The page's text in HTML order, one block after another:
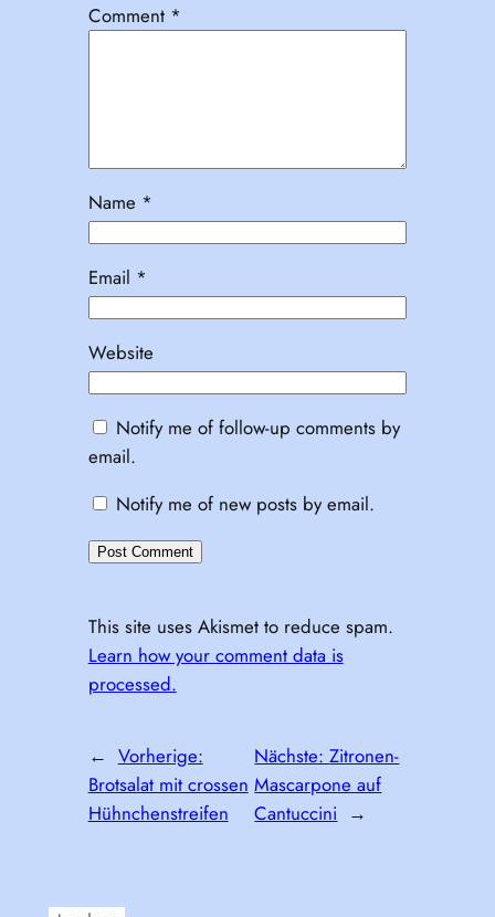
Comment *
Name *
Email *
Website
Notify me of follow-up comments by
email.
Notify me of new posts by email.
This site uses Akismet to reduce spam.
Learn how your comment data is
processed.
← Vorherige:
Brotsalat mit crossen
Hühnchenstreifen
Nächste:Zitronen-
Mascarpone auf
Cantuccini →